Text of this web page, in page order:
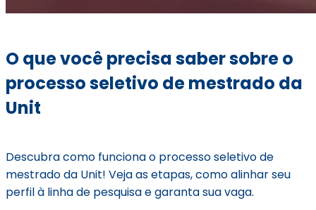
O que você precisa saber sobre o
processo seletivo de mestrado da
Unit
Descubra como funciona o processo seletivo de
mestrado da Unit! Veja as etapas, como alinhar seu
perfil à linha de pesquisa e garanta sua vaga.